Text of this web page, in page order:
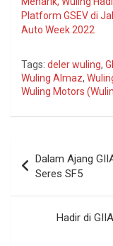
Platform GSEV di
Auto Week 2022
Tags: deler wuling,
Wuling Almaz,
Wuling Motors
pos
Dalam Ajang
Seres SF5
Hadir di